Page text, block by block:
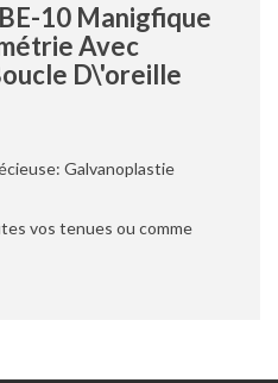
10 Manigfique
Avec
D\'oreille
Galvanoplastie
vos tenues ou comme